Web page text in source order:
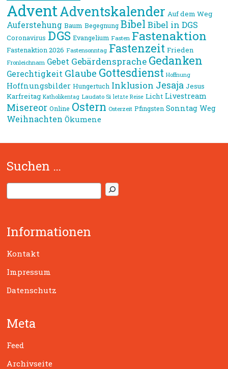
AdventAdventskalender Auf dem Weg
Auferstehung Baum Begegnung Bibel Bibel in DGS
Coronavirus DGS Evangelium Fasten Fastenaktion
Fastenaktion 2026 Fastensonntag Fastenzeit Frieden
Fronleichnam Gebet Gebärdensprache Gedanken
Gerechtigkeit Glaube Gottesdienst Hoffnung
Hoffnungsbilder Hungertuch Inklusion Jesaja Jesus
Karfreitag Katholikentag Laudato Si letzte Reise Licht Livestream
Misereor Online Ostern Osterzeit Pfingsten Sonntag Weg
Weihnachten Ökumene
Suchen …
u
e
n
Informationen
Kontakt
Impressum
Datenschutz
Meta
Feed
Archivseite